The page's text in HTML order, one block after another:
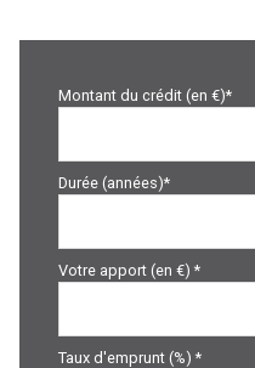
Montant du crédit (en €)*
Durée (années)*
Votre apport (en €) *
Taux d'emprunt (%) *